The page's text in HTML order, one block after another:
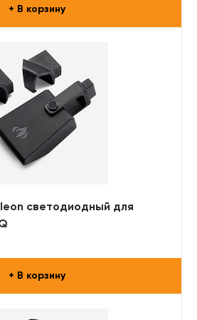
+ В корзину
светодиодный для
+ В корзину